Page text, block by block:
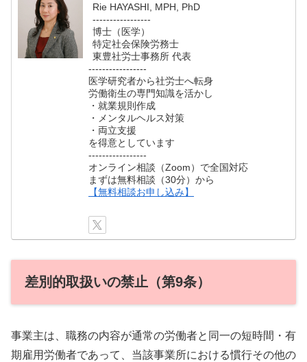
Rie HAYASHI, MPH, PhD
-----------------
博士（医学）
特定社会保険労務士
東豊社労士事務所 代表
-----------------
医学研究者から社労士へ転身
労働衛生の専門知識を活かし
・就業規則作成
・メンタルヘルス対策
・両立支援
を得意としています
-----------------
オンライン相談（Zoom）で全国対応
まずは無料相談（30分）から
【無料相談お申し込み】
差別的取扱いの禁止（第9条）
事業主は、職務の内容が通常の労働者と同一の短時間・有
期雇用労働者であって、当該事業所における慣行その他の